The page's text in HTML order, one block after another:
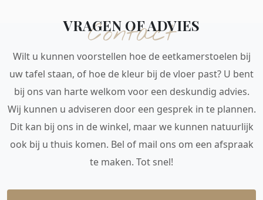
Contact
VRAGEN OF ADVIES
Wilt u kunnen voorstellen hoe de eetkamerstoelen bij
uw tafel staan, of hoe de kleur bij de vloer past? U bent
bij ons van harte welkom voor een deskundig advies.
Wij kunnen u adviseren door een gesprek in te plannen.
Dit kan bij ons in de winkel, maar we kunnen natuurlijk
ook bij u thuis komen. Bel of mail ons om een afspraak
te maken. Tot snel!